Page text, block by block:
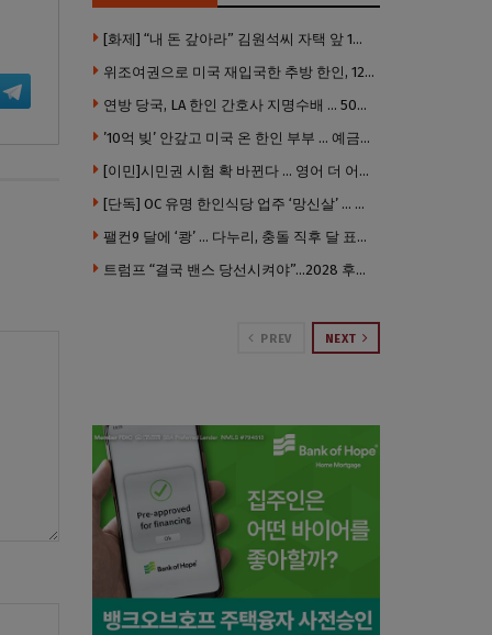
[화제] “내 돈 갚아라” 김원석씨 자택 앞 1인 광대 시위 … 한인 투자사, “108만 달러 못받아”
위조여권으로 미국 재입국한 추방 한인, 120만 달러 은행 사기 행각
연방 당국, LA 한인 간호사 지명수배 … 500만 달러 메디캐어 사기, 선고 직전 한국 도주
’10억 빚’ 안갚고 미국 온 한인 부부 … 예금보험공사, 미국서 소송
[이민]시민권 시험 확 바뀐다 … 영어 더 어렵게, 민간시험 도입 추진
[단독] OC 유명 한인식당 업주 ‘망신살’ … 육류대금 안 갚자 식당서 공개추심
팰컨9 달에 ‘쾅’ … 다누리, 충돌 직후 달 표면 촬영 유일 탐사선
트럼프 “결국 밴스 당선시켜야”…2028 후계 구도 힘 싣나
PREV NEXT